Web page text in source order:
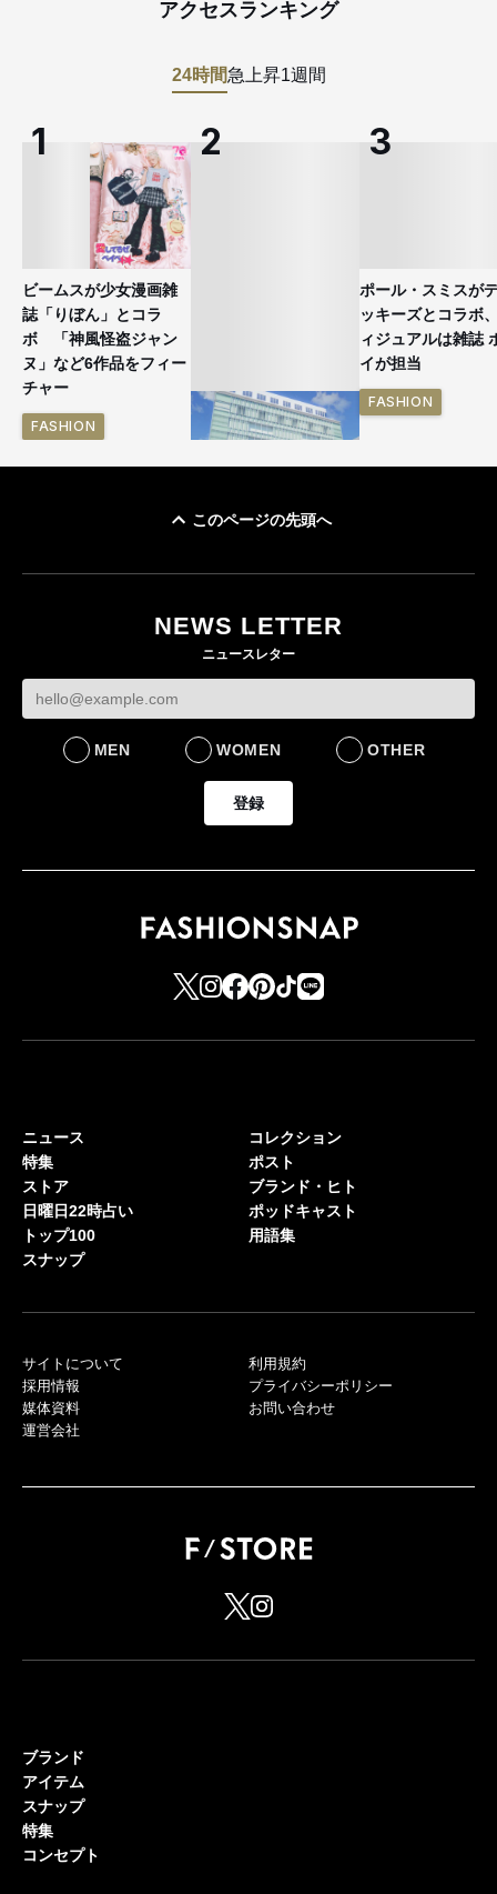
アクセスランキング
24時間急上昇1週間
ビームスが少女漫画雑
誌「りぼん」とコラ
ボ 「神風怪盗ジャン
ヌ」など6作品をフィー
チャー
FASHION
FASHION
ポール・スミスが
ッキーズとコラボ
ィジュアルは雑誌
イが担当
FASHION
このページの先頭へ
NEWS LETTER
ニュースレター
MEN WOMEN OTHER
登録
ニュース
特集
ストア
日曜日22時占い
トップ100
スナップ
コレクション
ポスト
ブランド・ヒト
ポッドキャスト
用語集
サイトについて
採用情報
媒体資料
運営会社
利用規約
プライバシーポリシー
お問い合わせ
ブランド
アイテム
スナップ
特集
コンセプト